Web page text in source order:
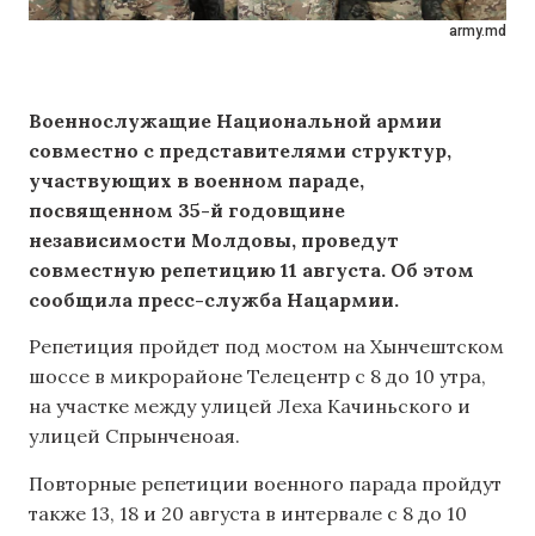
army.md
Военнослужащие Национальной армии
совместно с представителями структур,
участвующих в военном параде,
посвященном 35-й годовщине
независимости Молдовы, проведут
совместную репетицию 11 августа. Об этом
сообщила пресс-служба Нацармии.
Репетиция пройдет под мостом на Хынчештском
шоссе в микрорайоне Телецентр с 8 до 10 утра,
на участке между улицей Леха Качиньского и
улицей Спрынченоая.
Повторные репетиции военного парада пройдут
также 13, 18 и 20 августа в интервале с 8 до 10